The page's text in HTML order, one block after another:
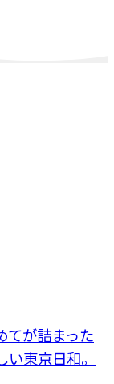
てが詰まった
東京日和。